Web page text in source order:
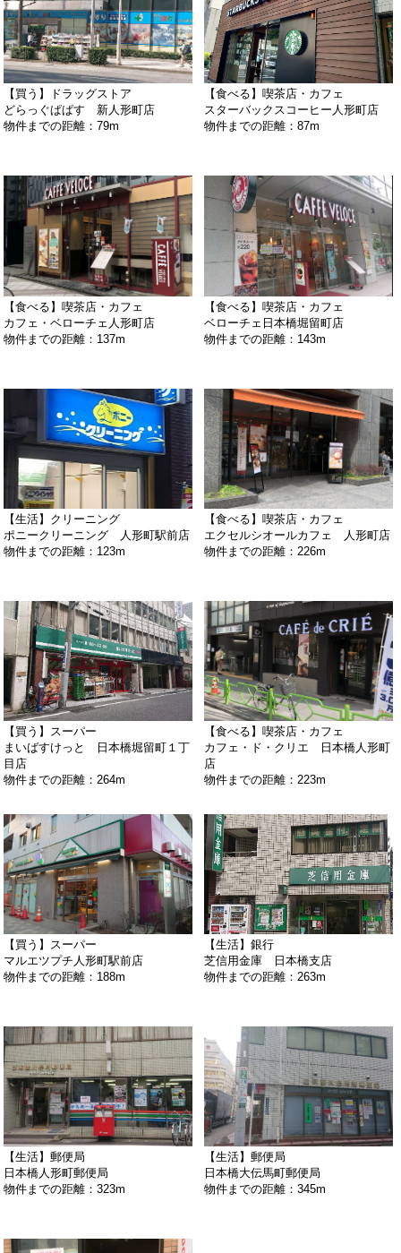
【買う】ドラッグストア
どらっぐぱぱす 新人形町店
物件までの距離：79m
【食べる】喫茶店・カフェ
スターバックスコーヒー人形町店
物件までの距離：87m
【食べる】喫茶店・カフェ
カフェ・ベローチェ人形町店
物件までの距離：137m
【食べる】喫茶店・カフェ
ベローチェ日本橋堀留町店
物件までの距離：143m
【生活】クリーニング
ポニークリーニング 人形町駅前店
物件までの距離：123m
【食べる】喫茶店・カフェ
エクセルシオールカフェ 人形町店
物件までの距離：226m
【買う】スーパー
まいばすけっと 日本橋堀留町１丁
目店
物件までの距離：264m
【食べる】喫茶店・カフェ
カフェ・ド・クリエ 日本橋人形町
店
物件までの距離：223m
【買う】スーパー
マルエツプチ人形町駅前店
物件までの距離：188m
【生活】銀行
芝信用金庫 日本橋支店
物件までの距離：263m
【生活】郵便局
日本橋人形町郵便局
物件までの距離：323m
【生活】郵便局
日本橋大伝馬町郵便局
物件までの距離：345m